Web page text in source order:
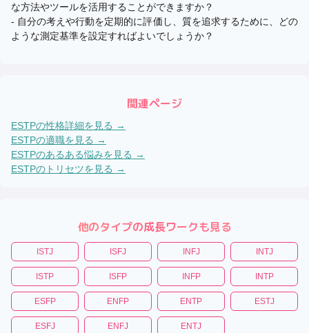
な方法やツールを活用することができますか？
- 自分の考えや行動を定期的に評価し、質を追求するために、どの
ような測定基準を設定すればよいでしょうか？
関連ページ
ESTPの性格詳細を見る →
ESTPの適職を見る →
ESTPのあるある悩みを見る →
ESTPのトリセツを見る →
他のタイプの成長ワークも見る
ISTJ ISFJ INFJ INTJ
ISTP ISFP INFP INTP
ESFP ENFP ENTP ESTJ
ESFJ ENFJ ENTJ